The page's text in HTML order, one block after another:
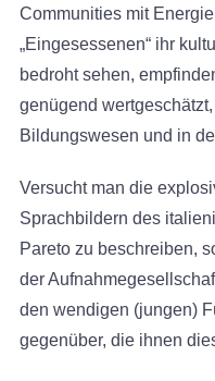
Communities mit
„Eingesessenen“ ihr
bedroht sehen,
genügend
Bildungswesen und in
Versucht man die
Sprachbildern des
Pareto zu beschreiben,
der
den wendigen (jungen)
gegenüber, die ihnen